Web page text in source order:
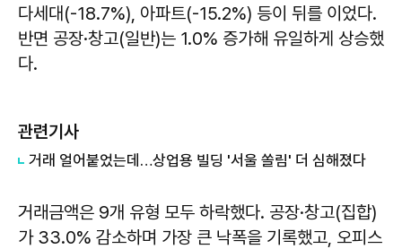
다세대(-18.7%), 아파트(-15.2%) 등이 뒤를 이었다.
반면 공장·창고(일반)는 1.0% 증가해 유일하게 상승했
다.
관련기사
거래 얼어붙었는데…상업용 빌딩 '서울 쏠림' 더 심해졌다
거래금액은 9개 유형 모두 하락했다. 공장·창고(집합)
가 33.0% 감소하며 가장 큰 낙폭을 기록했고, 오피스